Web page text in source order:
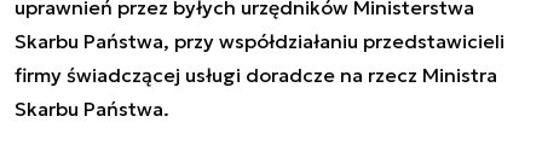
uprawnień przez byłych urzędników Ministerstwa
Skarbu Państwa, przy współdziałaniu przedstawicieli
firmy świadczącej usługi doradcze na rzecz Ministra
Skarbu Państwa.